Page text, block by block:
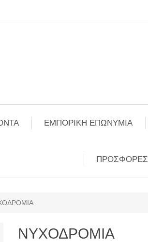
ΕΜΠΟΡΙΚΗ ΕΠΩΝΥΜΙΑ
ΠΡΟΣΦΟΡΕΣ
ΝΥΧΟΔΡΟΜΙΑ